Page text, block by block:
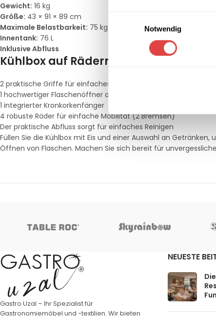
Notwendig
Gewicht: 16 kg
Größe: 43 × 91 × 89 cm
Maximale Belastbarkeit: 75 kg
Innentank: 76 L
Inklusive Abfluss
Kühlbox auf Rädern Ausstattung:
2 praktische Griffe für einfaches Bewegen
1 hochwertiger Flaschenöffner aus Edelstahl
1 integrierter Kronkorkenfänger
4 robuste Räder für einfache Mobilität (2 Bremsen)
Der praktische Abfluss sorgt für einfaches Reinigen
Füllen Sie die Kühlbox mit Eis und einer Auswahl an
Öffnen von Flaschen. Machen Sie sich bereit für
Gastro Uzal – Ihr Spezialist für
Gastronomiemöbel und -textilien. Wir bieten
NEUESTE